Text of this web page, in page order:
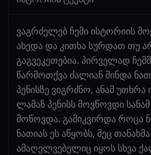
ვაგრძელებ ჩემი ისტორიის
ახედა და კითხა სურდათ თუ
გაგვეკეთებია. პირველად
წარმოთქვა ძალიან მინდა
პენისზე ვიგრძნო, ანამ უთხრა
ლამაზ პენისს მოვწოვდი
მოწოვდა. გამიკვირდა როცა
ნათიას ეს აწყობს, მეც
ამაღელვებელიც იყოს სხვა